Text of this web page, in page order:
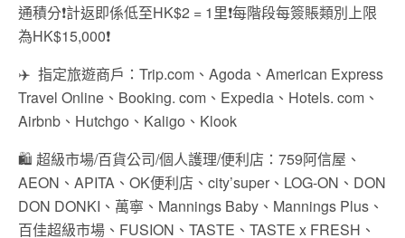
通積分❗計返即係低至HK$2 = 1 里❗每階段每簽賬類別上限
為HK$15,000❗
✈️ 指定旅遊商戶：Trip.com 、 Agoda 、 American Express
Travel Online 、 Booking. com 、 Expedia 、 Hotels. com 、
Airbnb 、 Hutchgo 、 Kaligo 、 Klook
🛍️ 超級市場/百貨公司/個人護理/便利店：759阿信屋、
AEON、APITA、OK便利店、city’super、LOG-ON、DON
DON DONKI、萬寧、Mannings Baby、Mannings Plus、
百佳超級市場、FUSION、TASTE、TASTE x FRESH、